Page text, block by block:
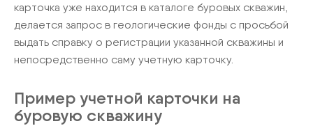
карточка уже находится в каталоге буровых скважин,
делается запрос в геологические фонды с просьбой
выдать справку о регистрации указанной скважины и
непосредственно саму учетную карточку.
Пример учетной карточки на
буровую скважину